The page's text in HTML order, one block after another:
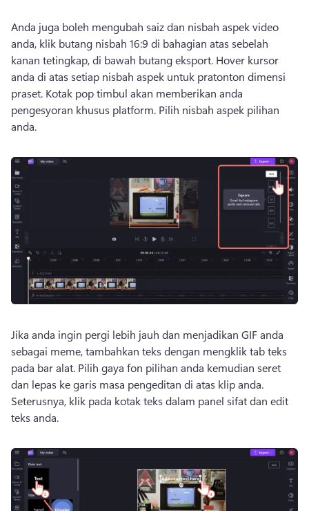
Anda juga boleh mengubah saiz dan nisbah aspek video
anda, klik butang nisbah 16:9 di bahagian atas sebelah
kanan tetingkap, di bawah butang eksport. Hover kursor
anda di atas setiap nisbah aspek untuk pratonton dimensi
praset. Kotak pop timbul akan memberikan anda
pengesyoran khusus platform. Pilih nisbah aspek pilihan
anda.
Jika anda ingin pergi lebih jauh dan menjadikan GIF anda
sebagai meme, tambahkan teks dengan mengklik tab teks
pada bar alat. Pilih gaya fon pilihan anda kemudian seret
Seterusnya, klik pada kotak teks dalam panel sifat dan edit
teks anda.